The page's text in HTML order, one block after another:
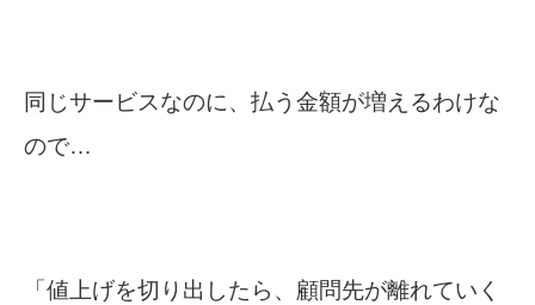
同じサービスなのに、払う金額が増えるわけな
ので…
「値上げを切り出したら、顧問先が離れていく